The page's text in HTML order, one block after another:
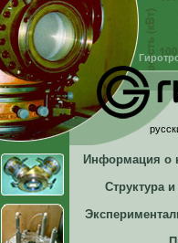
Информация о
Структура